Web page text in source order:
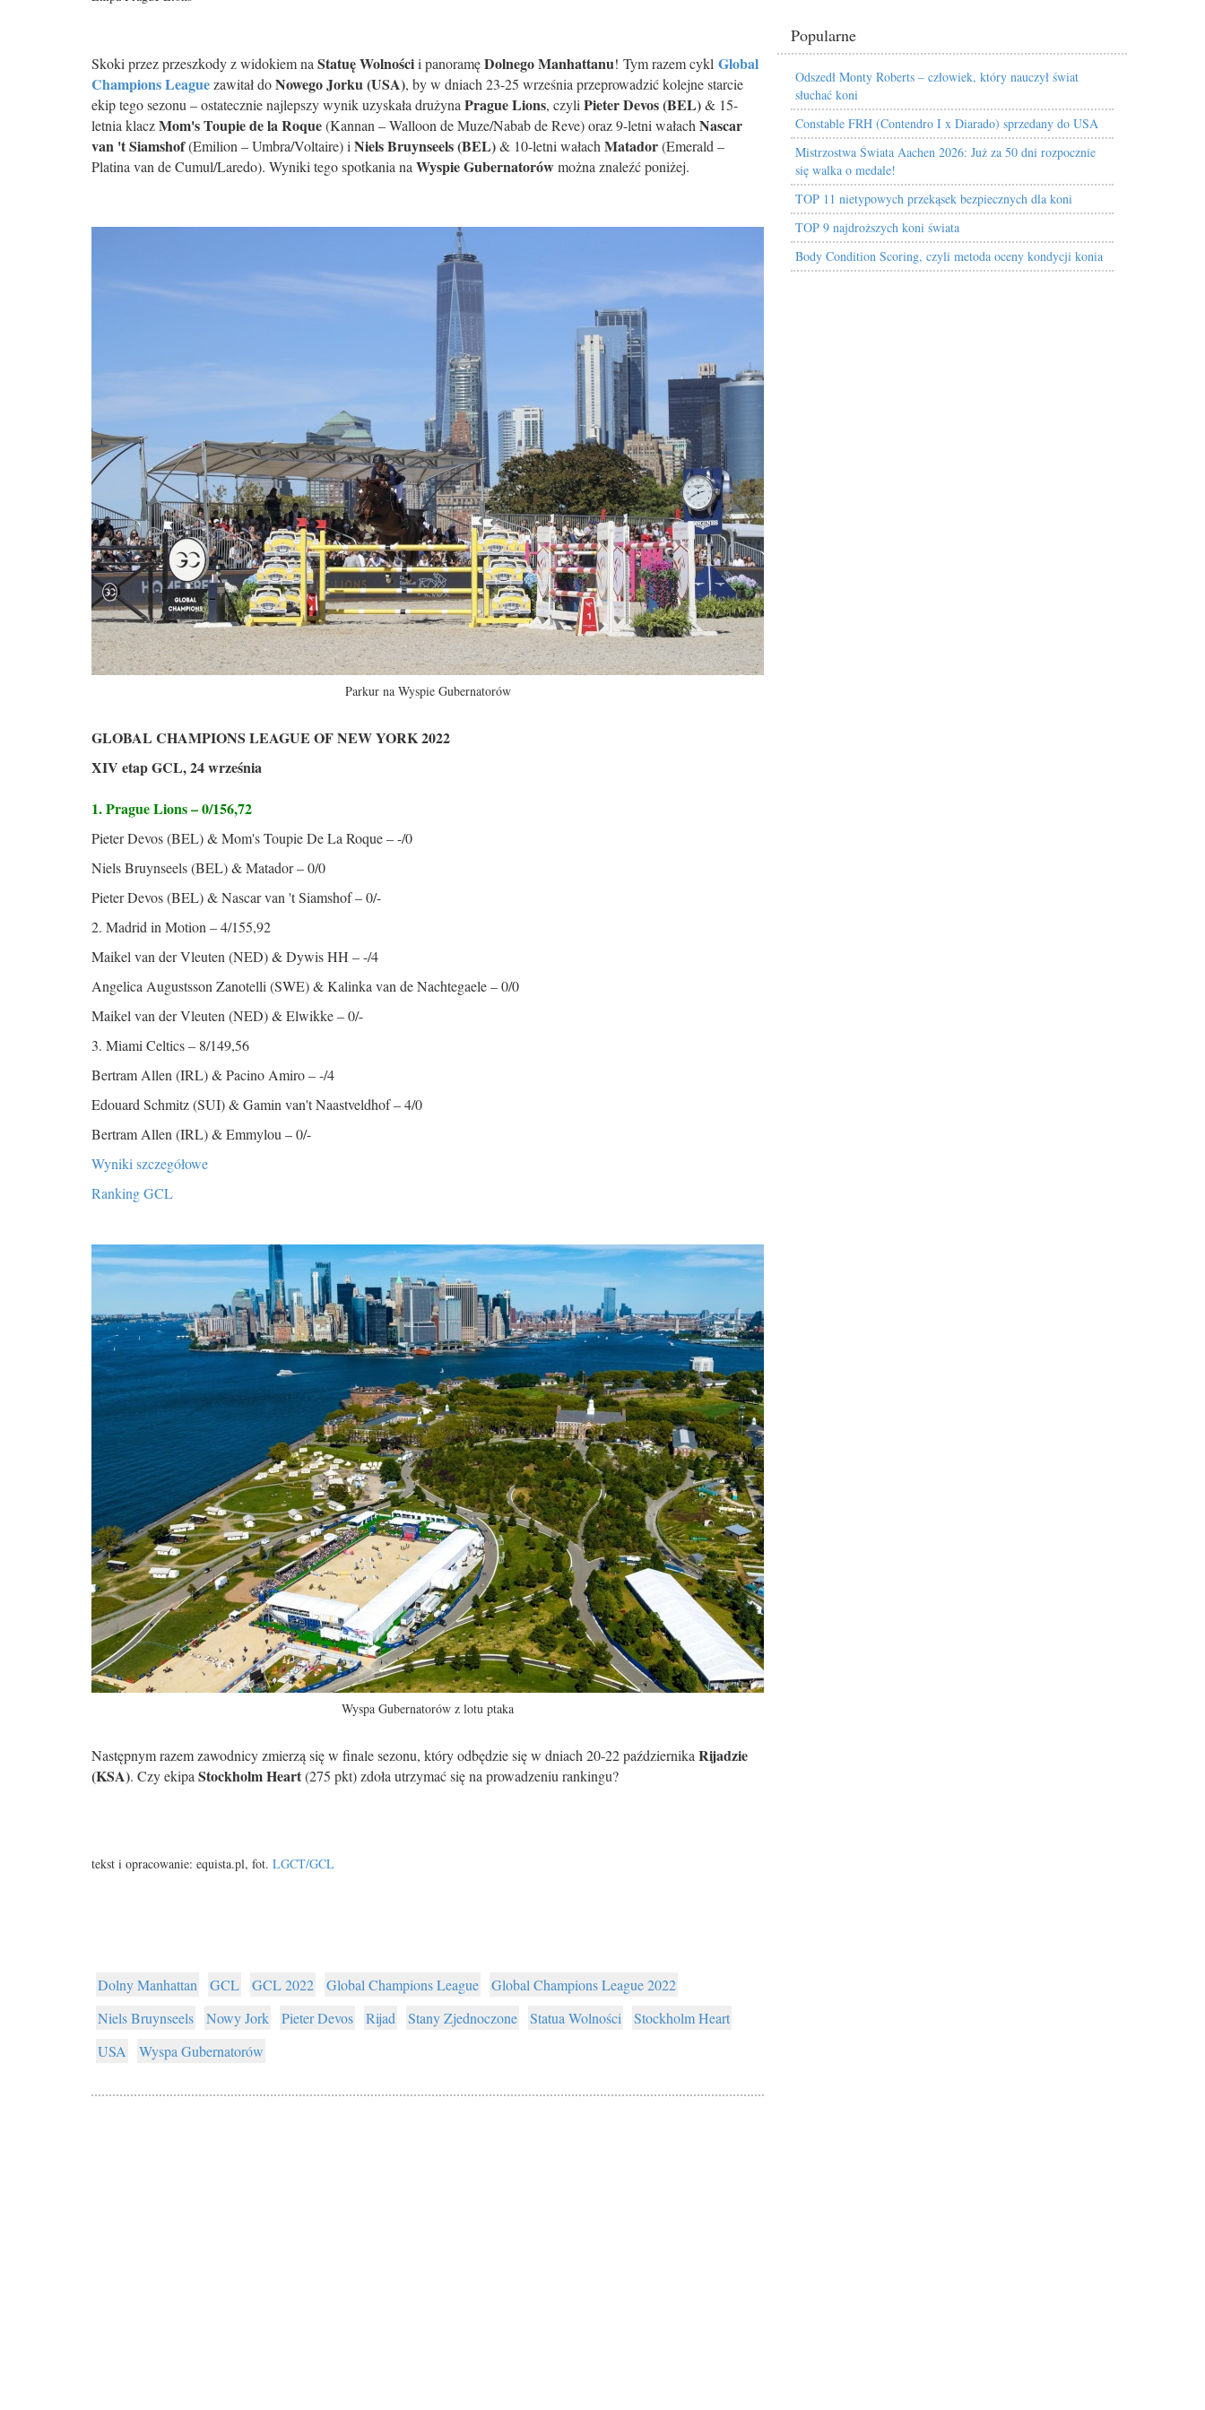
Skoki przez przeszkody z widokiem na Statuę Wolnościi panoramęDolnego Manhattanu! Tym razem cykl Global
Champions Leaguezawitał doNowego Jorku (USA), by w dniach 23-25 września przeprowadzić kolejne starcie
ekip tego sezonu – ostatecznie najlepszy wynik uzyskała drużyna Prague Lions, czyli Pieter Devos (BEL)& 15-
letnia klaczMom's Toupie de la Roque(Kannan – Walloon de Muze/Nabab de Reve) oraz 9-letni wałach Nascar
van 't Siamshof(Emilion – Umbra/Voltaire) i Niels Bruynseels (BEL)& 10-letni wałach Matador(Emerald –
Platina van de Cumul/Laredo). Wyniki tego spotkania na Wyspie Gubernatorówmożna znaleźć poniżej.
Parkur na Wyspie Gubernatorów
GLOBAL CHAMPIONS LEAGUE OF NEW YORK 2022
XIV etap GCL, 24 września
1. Prague Lions – 0/156,72
Pieter Devos (BEL) & Mom's Toupie De La Roque – -/0
Niels Bruynseels (BEL) & Matador – 0/0
Pieter Devos (BEL) & Nascar van 't Siamshof – 0/-
2. Madrid in Motion – 4/155,92
Maikel van der Vleuten (NED) & Dywis HH – -/4
Angelica Augustsson Zanotelli (SWE) & Kalinka van de Nachtegaele – 0/0
Maikel van der Vleuten (NED) & Elwikke – 0/-
3. Miami Celtics – 8/149,56
Bertram Allen (IRL) & Pacino Amiro – -/4
Edouard Schmitz (SUI) & Gamin van't Naastveldhof – 4/0
Bertram Allen (IRL) & Emmylou – 0/-
Wyniki szczegółowe
Ranking GCL
Wyspa Gubernatorów z lotu ptaka
Następnym razem zawodnicy zmierzą się w finale sezonu, który odbędzie się w dniach 20-22 października Rijadzie
(KSA). Czy ekipa Stockholm Heart(275 pkt) zdoła utrzymać się na prowadzeniu rankingu?
tekst i opracowanie: equista.pl, fot. LGCT/GCL
Dolny Manhattan GCL GCL 2022 Global Champions League
Global Champions League 2022
Niels Bruynseels
Nowy Jork Pieter Devos Rijad Stany Zjednoczone Statua Wolności
Stockholm Heart
USA
Wyspa Gubernatorów
Popularne
Odszedł Monty Roberts – człowiek, który nauczył świat
słuchać koni
Constable FRH (Contendro I x Diarado) sprzedany do USA
Mistrzostwa Świata Aachen 2026: Już za 50 dni rozpocznie
się walka o medale!
TOP 11 nietypowych przekąsek bezpiecznych dla koni
TOP 9 najdroższych koni świata
Body Condition Scoring, czyli metoda oceny kondycji konia